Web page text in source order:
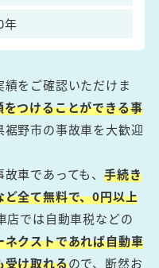
年
をご確認いただけま
つけることができる事
裾野市の事故車を大歓迎
車であっても、手続き
全て無料で、0円以上
店では自動車税などの
ネクストであれば自動車
受け取れるので、断然お